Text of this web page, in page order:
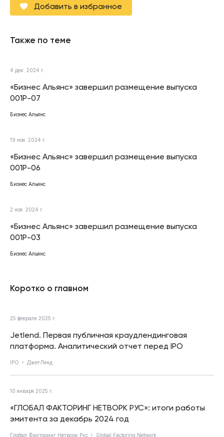
Добавить в избранное
Также по теме
4 дек. 2024 г.
«Бизнес Альянс» завершил размещение выпуска
001Р-07
Бизнес Альянс
19 ноя. 2024 г.
«Бизнес Альянс» завершил размещение выпуска
001Р-06
Бизнес Альянс
2 ноя. 2024 г.
«Бизнес Альянс» завершил размещение выпуска
001Р-03
Бизнес Альянс
Коротко о главном
25 февраля 2025 г.
Jetlend. Первая публичная краудлендинговая
платформа. Аналитический отчет перед IPO
IPO ДжетЛенд
10 января 2025 г.
«ГЛОБАЛ ФАКТОРИНГ НЕТВОРК РУС»: итоги работы
эмитента за декабрь 2024 год
Глобал Факторинг Нетворк Рус Global Factoring Network